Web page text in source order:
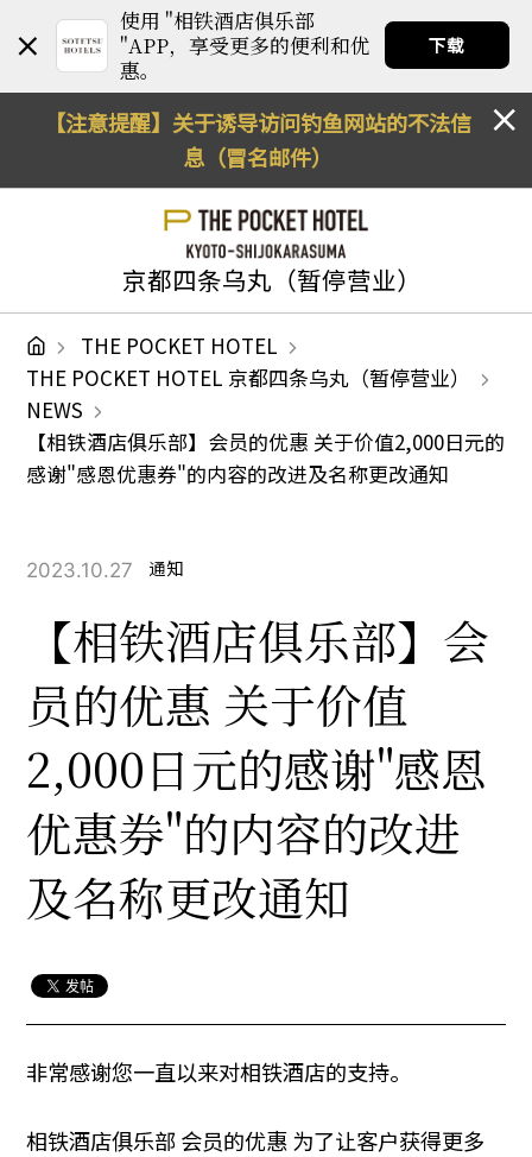
使用 "相铁酒店俱乐部
"APP，享受更多的便利和优
惠。
下载
【注意提醒】关于诱导访问钓鱼网站的不法信
息（冒名邮件）
京都四条乌丸（暂停营业）
THE POCKET HOTEL
THE POCKET HOTEL 京都四条乌丸（暂停营业）
NEWS
【相铁酒店俱乐部】会员的优惠 关于价值2,000日元的
感谢"感恩优惠券"的内容的改进及名称更改通知
2023.10.27 通知
【相铁酒店俱乐部】会
员的优惠 关于价值
2,000日元的感谢"感恩
优惠券"的内容的改进
及名称更改通知
非常感谢您一直以来对相铁酒店的支持。
相铁酒店俱乐部 会员的优惠 为了让客户获得更多